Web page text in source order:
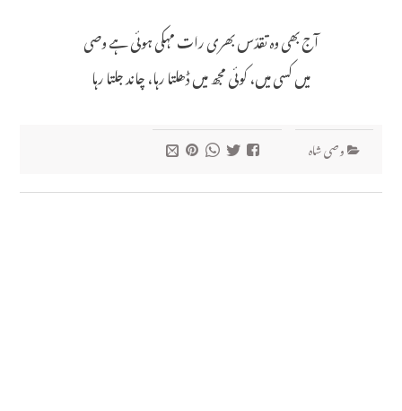
آج بھی وہ تقدّس بھری رات مہکی ہوئی ہے وصی
میں کسی میں، کوئی مجھ میں ڈھلتا رہا، چاند جلتا رہا
وصی شاہ